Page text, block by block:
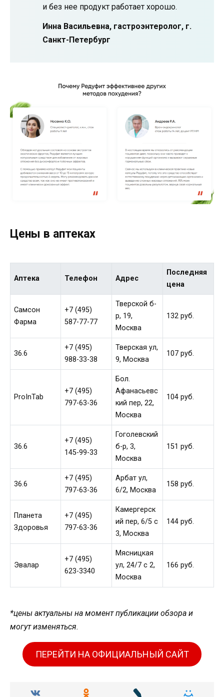
и без нее продукт работает хорошо.
Инна Васильевна, гастроэнтеролог, г.
Санкт-Петербург
Цены в аптеках
Аптека Телефон Адрес
Последняя
цена
Самсон
Фарма
+7 (495)
587-77-77
Тверской б-
р, 19,
Москва
132 руб.
36.6
+7 (495)
988-33-38
Тверская ул,
9, Москва
107 руб.
ProInTab
+7 (495)
797-63-36
Бол.
Афанасьевс
кий пер, 22,
Москва
104 руб.
36.6
+7 (495)
145-99-33
Гоголевский
б-р, 3,
Москва
151 руб.
36.6
+7 (495)
797-63-36
Арбат ул,
6/2, Москва
158 руб.
Планета
Здоровья
+7 (495)
797-63-36
Камергерск
ий пер, 6/5 с
3, Москва
144 руб.
Эвалар
+7 (495)
623-3340
Мясницкая
ул, 24/7 с 2,
Москва
166 руб.
*цены актуальны на момент публикации обзора и
могут изменяться.
ПЕРЕЙТИ НА ОФИЦИАЛЬНЫЙ САЙТ